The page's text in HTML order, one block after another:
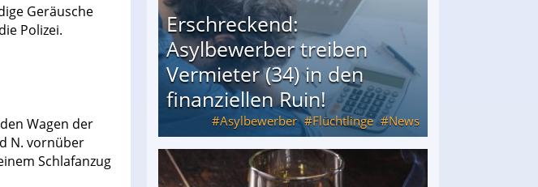
Geräusche
Polizei.
Wagen der
N. vornüber
Schlafanzug
Erschreckend:
Asylbewerber treiben
Vermieter (34) in den
finanziellen Ruin!
Asylbewerber Flüchtlinge News
treiben Vermieter (34) in den finanziellen Ruin!